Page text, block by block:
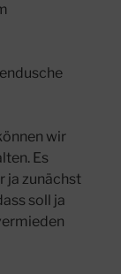
wir
Es
ja zunächst
soll ja